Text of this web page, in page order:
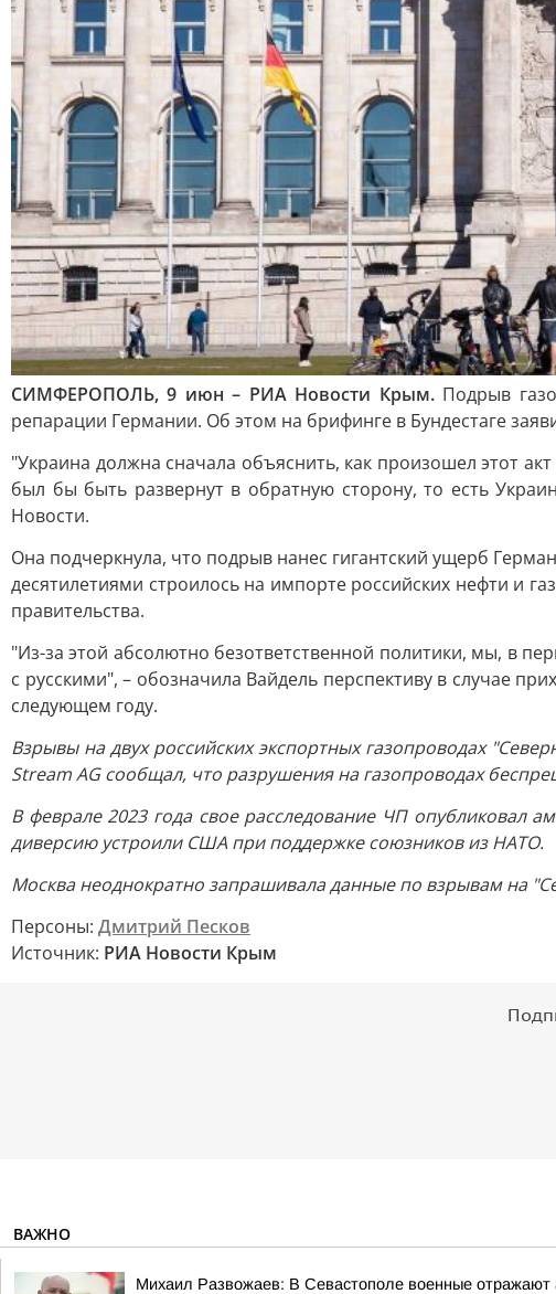
СИМФЕРОПОЛЬ, 9 июн – РИА Новости Крым. Подрыв
репарации Германии. Об этом на брифинге в Бундестаге
"Украина должна сначала объяснить, как произошел этот
был бы быть развернут в обратную сторону, то есть
Новости.
Она подчеркнула, что подрыв нанес гигантский ущерб
десятилетиями строилось на импорте российских нефти и
правительства.
"Из-за этой абсолютно безответственной политики, мы, в
с русскими", – обозначила Вайдель перспективу в случае
следующем году.
Взрывы на двух российских экспортных газопроводах
Stream AG сообщал, что разрушения на газопроводах
В феврале 2023 года свое расследование ЧП опубликовал
диверсию устроили США при поддержке союзников из НАТО.
Москва неоднократно запрашивала данные по взрывам на
Персоны: Дмитрий Песков
Источник: РИА Новости Крым
ВАЖНО
Михаил Развожаев: В Севастополе военные